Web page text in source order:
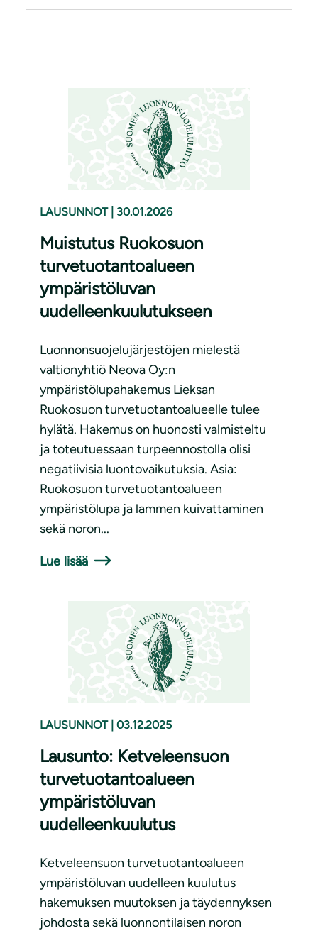
LAUSUNNOT 30.01.2026
Muistutus Ruokosuon
turvetuotantoalueen
ympäristöluvan
uudelleenkuulutukseen
Luonnonsuojelujärjestöjen mielestä
valtionyhtiö Neova Oy:n
ympäristölupahakemus Lieksan
Ruokosuon turvetuotantoalueelle tulee
hylätä. Hakemus on huonosti valmisteltu
ja toteutuessaan turpeennostolla olisi
negatiivisia luontovaikutuksia. Asia:
Ruokosuon turvetuotantoalueen
ympäristölupa ja lammen kuivattaminen
sekä noron...
Lue lisää
LAUSUNNOT 03.12.2025
Lausunto: Ketveleensuon
turvetuotantoalueen
ympäristöluvan
uudelleenkuulutus
Ketveleensuon turvetuotantoalueen
ympäristöluvan uudelleen kuulutus
hakemuksen muutoksen ja täydennyksen
johdosta sekä luonnontilaisen noron